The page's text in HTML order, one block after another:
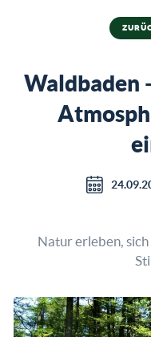
Waldbaden
Natur erleben,